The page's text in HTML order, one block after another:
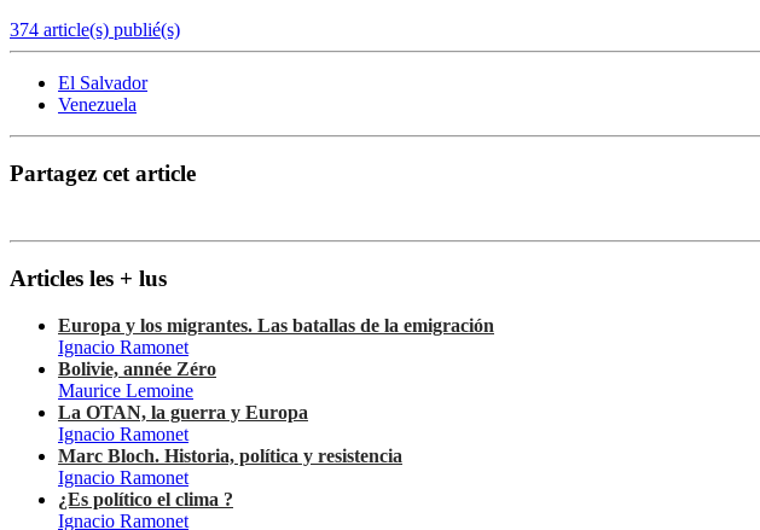
374 article(s) publié(s)
El Salvador
Venezuela
Partagez cet article
Articles les + lus
Europa y los migrantes. Las batallas de la emigración
Ignacio Ramonet
Bolivie, année Zéro
Maurice Lemoine
La OTAN, la guerra y Europa
Ignacio Ramonet
Marc Bloch. Historia, política y resistencia
Ignacio Ramonet
¿Es político el clima ?
Ignacio Ramonet